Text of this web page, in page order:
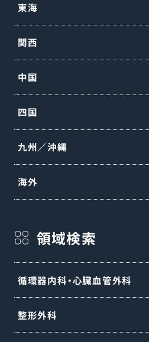
東海
関西
中国
四国
九州／沖縄
海外
領域検索
循環器内科・心臓血管外科
整形外科